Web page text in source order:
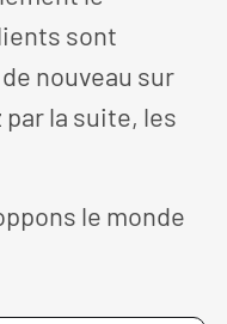
sont
nouveau sur
la suite, les
le monde